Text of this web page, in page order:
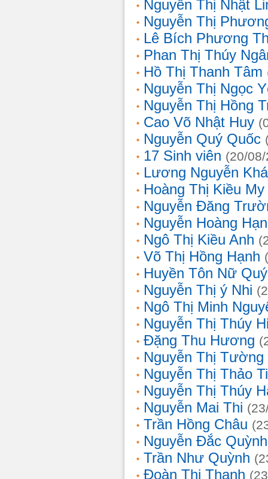
Nguyễn Thị Nhật
Nguyễn Thị
Lê Bích Phương
Phan Thị Thúy
Hồ Thị Thanh Tâm
Nguyễn Thị Ngọc
Nguyễn Thị Hồng
Cao Võ Nhật Huy
Nguyễn Quý Quốc
17 Sinh viên (20/
Lương Nguyễn
Hoàng Thị Kiều My
Nguyễn Đăng
Nguyễn Hoàng
Ngô Thị Kiều Anh
Võ Thị Hồng Hạnh
Huyền Tôn Nữ
Nguyễn Thị ý Nhi
Ngô Thị Minh
Nguyễn Thị Thúy
Đặng Thu Hương
Nguyễn Thị Tường
Nguyễn Thị Thảo
Nguyễn Thị Thúy
Nguyễn Mai Thi
Trần Hồng Châu
Nguyễn Đắc
Trần Như Quỳnh
Đoàn Thị Thanh